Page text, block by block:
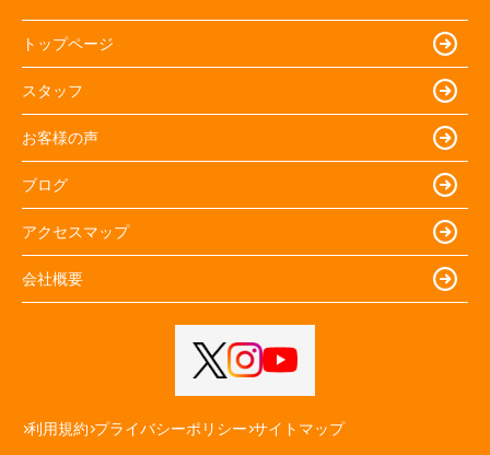
トップページ
スタッフ
お客様の声
ブログ
アクセスマップ
会社概要
利用規約 プライバシーポリシー サイトマップ